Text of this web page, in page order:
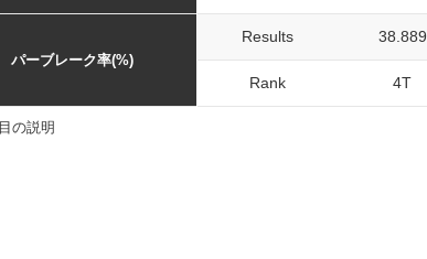
パーブレーク率(%)
Results 38.889
Rank 4T
の説明